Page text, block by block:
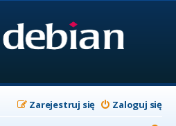
Zaloguj się
Zarejestruj się